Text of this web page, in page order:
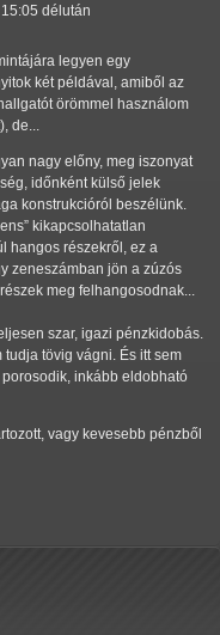
délután
legyen egy
két példával, amiből az
örömmel használom
de...
nagy előny, meg iszonyat
időnként külső jelek
konstrukcióról beszélünk.
kikapcsolhatatlan
hangos részekről, ez a
zeneszámban jön a zúzós
meg felhangosodnak...
szar, igazi pénzkidobás.
tövig vágni. És itt sem
inkább eldobható
vagy kevesebb pénzből